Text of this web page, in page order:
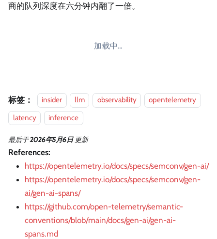
商的队列深度在六分钟内翻了一倍。
加载中…
标签： insider llm observability
opentelemetry
latency
inference
最后于2026年5月6日 更新
References:
https://opentelemetry.io/docs/specs/semconv/gen-ai/
https://opentelemetry.io/docs/specs/semconv/gen-
ai/gen-ai-spans/
https://github.com/open-telemetry/semantic-
conventions/blob/main/docs/gen-ai/gen-ai-
spans.md